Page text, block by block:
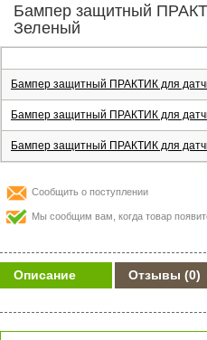
Бампер защитный
Зеленый
Бампер защитный ПРАКТИК для
Бампер защитный ПРАКТИК для
Бампер защитный ПРАКТИК для
Сообщить о поступлении
Мы сообщим вам, когда товар
Описание Отзывы (0)